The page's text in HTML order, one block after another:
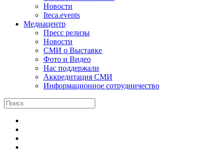
Новости
Iteca.events
Медиацентр
Пресс релизы
Новости
СМИ о Выставке
Фото и Видео
Нас поддержали
Аккредитация СМИ
Информационное сотрудничество